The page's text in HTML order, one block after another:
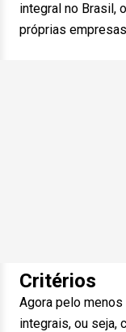
integral no Brasil,
próprias
Critérios
Agora pelo
integrais, ou seja,